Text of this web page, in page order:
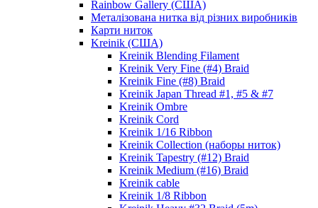
Rainbow Gallery (США)
Металізована нитка від різних виробників
Карти ниток
Kreinik (США)
Kreinik Blending Filament
Kreinik Very Fine (#4) Braid
Kreinik Fine (#8) Braid
Kreinik Japan Thread #1, #5 & #7
Kreinik Ombre
Kreinik Cord
Kreinik 1/16 Ribbon
Kreinik Collection (наборы ниток)
Kreinik Tapestry (#12) Braid
Kreinik Medium (#16) Braid
Kreinik cable
Kreinik 1/8 Ribbon